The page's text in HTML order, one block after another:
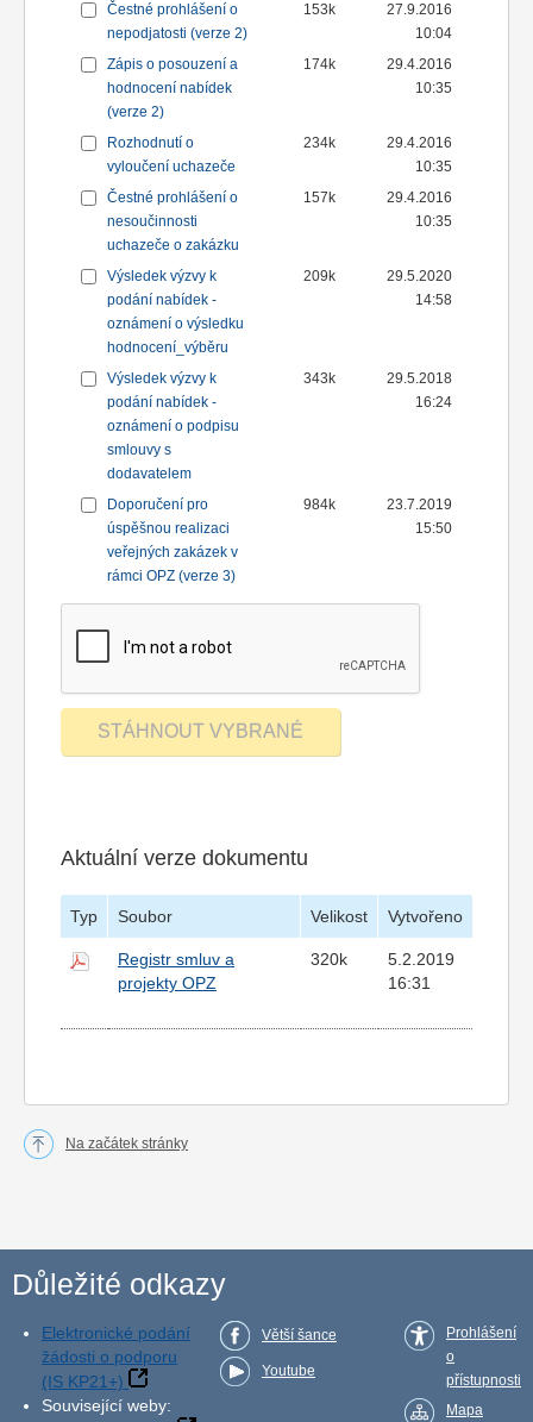
Čestné prohlášení o
nepodjatosti (verze 2)
153k
27.9.2016
10:04
Zápis o posouzení a
hodnocení nabídek
(verze 2)
174k
29.4.2016
10:35
Rozhodnutí o
vyloučení uchazeče
234k
29.4.2016
10:35
Čestné prohlášení o
nesoučinnosti
uchazeče o zakázku
157k
29.4.2016
10:35
Výsledek výzvy k
podání nabídek -
oznámení o výsledku
hodnocení_výběru
209k
29.5.2020
14:58
Výsledek výzvy k
podání nabídek -
oznámení o podpisu
smlouvy s
dodavatelem
343k
29.5.2018
16:24
Doporučení pro
úspěšnou realizaci
veřejných zakázek v
rámci OPZ (verze 3)
984k
23.7.2019
15:50
Aktuální verze dokumentu
Typ Soubor Velikost Vytvořeno
Registr smluv a
projekty OPZ
320k
5.2.2019
16:31
Na začátek stránky
Důležité odkazy
Elektronické podání
žádosti o podporu
(IS KP21+)
Související weby:
Větší šance
Youtube
Prohlášení
o
přístupnosti
Mapa